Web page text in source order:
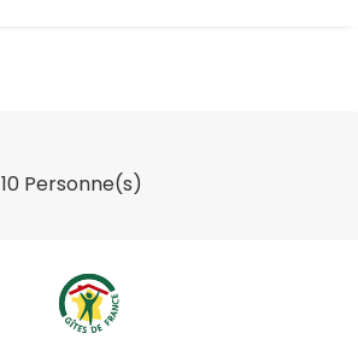
10 Personne(s)